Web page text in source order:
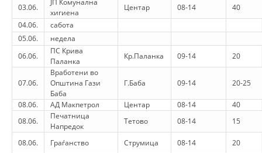
LAW OF MACEDONIAN RED CROSS
STATUTE OF THE MRC
ORGANIZATIONAL DEVELOPMENT
ASSEMBLY
03.06.
ЈП Комунална
хигиена
Центар 08-14
40
04.06.
сабота
05.06.
недела
06.06.
ПС Крива
Паланка
Кр.Паланка 09-14 20
07.06.
Вработени во
Општина Гази
Баба
Г.Баба 09-14 20-25
08.06. АД Макпетрол Центар 08-14
40
08.06.
Печатница
Напредок
Тетово 08-14 15
08.06. Граѓанство Струмица 08-14 20